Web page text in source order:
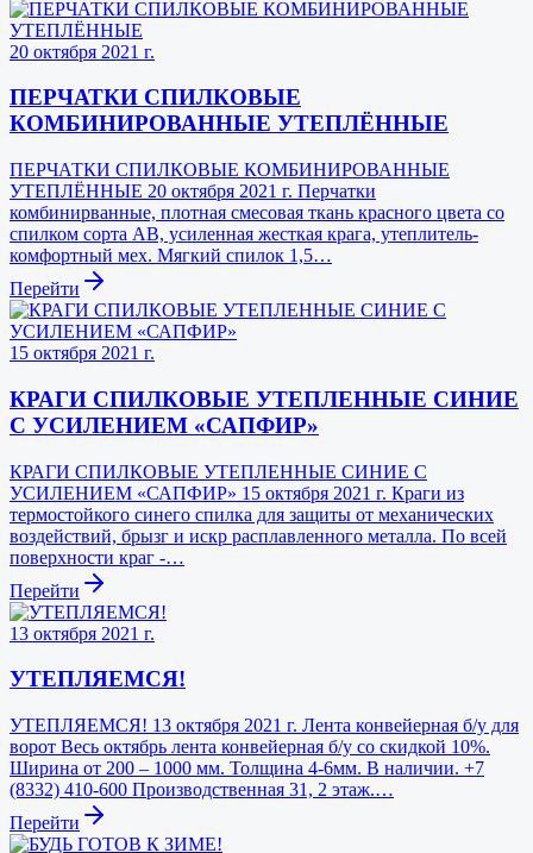
20 октября 2021 г.
ПЕРЧАТКИ CПИЛКОВЫЕ
КОМБИНИРОВАННЫЕ УТЕПЛЁННЫЕ
ПЕРЧАТКИ CПИЛКОВЫЕ КОМБИНИРОВАННЫЕ
УТЕПЛЁННЫЕ 20 октября 2021 г. Перчатки
комбинирванные, плотная смесовая ткань красного цвета со
спилком сорта АB, усиленная жесткая крага, утеплитель-
комфортный мех. Мягкий спилок 1,5…
Перейти
15 октября 2021 г.
КРАГИ СПИЛКОВЫЕ УТЕПЛЕННЫЕ СИНИЕ
С УСИЛЕНИЕМ «САПФИР»
КРАГИ СПИЛКОВЫЕ УТЕПЛЕННЫЕ СИНИЕ С
УСИЛЕНИЕМ «САПФИР» 15 октября 2021 г. Краги из
термостойкого синего спилка для защиты от механических
воздействий, брызг и искр расплавленного металла. По всей
поверхности краг -…
Перейти
13 октября 2021 г.
УТЕПЛЯЕМСЯ!
УТЕПЛЯЕМСЯ! 13 октября 2021 г. Лента конвейерная б/у для
ворот Весь октябрь лента конвейерная б/у со скидкой 10%.
Ширина от 200 – 1000 мм. Толщина 4-6мм. В наличии. +7
(8332) 410-600 Производственная 31, 2 этаж.…
Перейти